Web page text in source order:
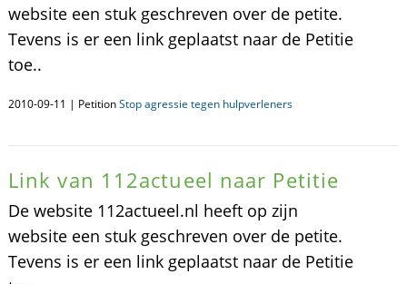
website een stuk geschreven over de petite.
Tevens is er een link geplaatst naar de Petitie
toe..
2010-09-11 | PetitionStop agressie tegen hulpverleners
Link van 112actueel naar Petitie
De website 112actueel.nl heeft op zijn
website een stuk geschreven over de petite.
Tevens is er een link geplaatst naar de Petitie